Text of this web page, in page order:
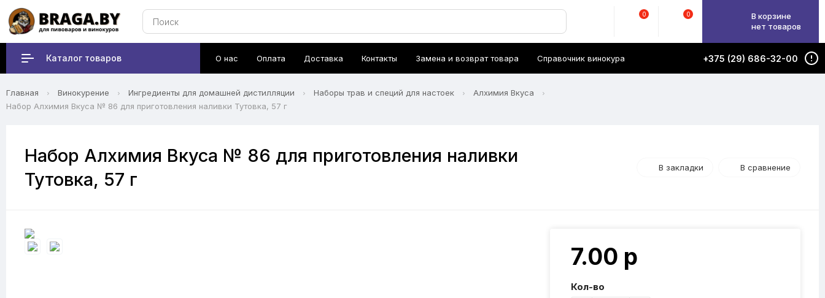
0 0
В корзине
нет товаров
Каталог товаров О нас Оплата Доставка Контакты Замена и возврат товара Справочник винокура +375 (29) 686-32-00
Главная Винокурение Ингредиенты для домашней дистилляции Наборы трав и специй для настоек
Алхимия Вкуса
Набор Алхимия Вкуса № 86 для приготовления наливки Тутовка, 57 г
Набор Алхимия Вкуса № 86 для приготовления наливки
Тутовка, 57 г
В закладки В сравнение
7.00 р
Кол-во